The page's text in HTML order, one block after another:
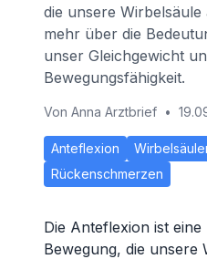
die unsere
mehr über die
unser Gleichgewicht
Bewegungsfähigkeit.
Von Anna Arztbrief •
Anteflexion
Rückenschmerzen
Die Anteflexion ist
Bewegung, die unsere